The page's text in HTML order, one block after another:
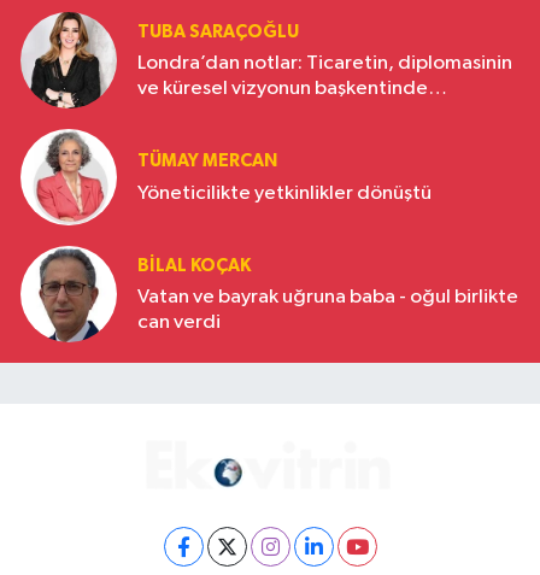
TUBA SARAÇOĞLU
Londra’dan notlar: Ticaretin, diplomasinin
ve küresel vizyonun başkentinde
TÜMAY MERCAN
Yöneticilikte yetkinlikler dönüştü
BILAL KOÇAK
Vatan ve bayrak uğruna baba - oğul birlikte
can verdi